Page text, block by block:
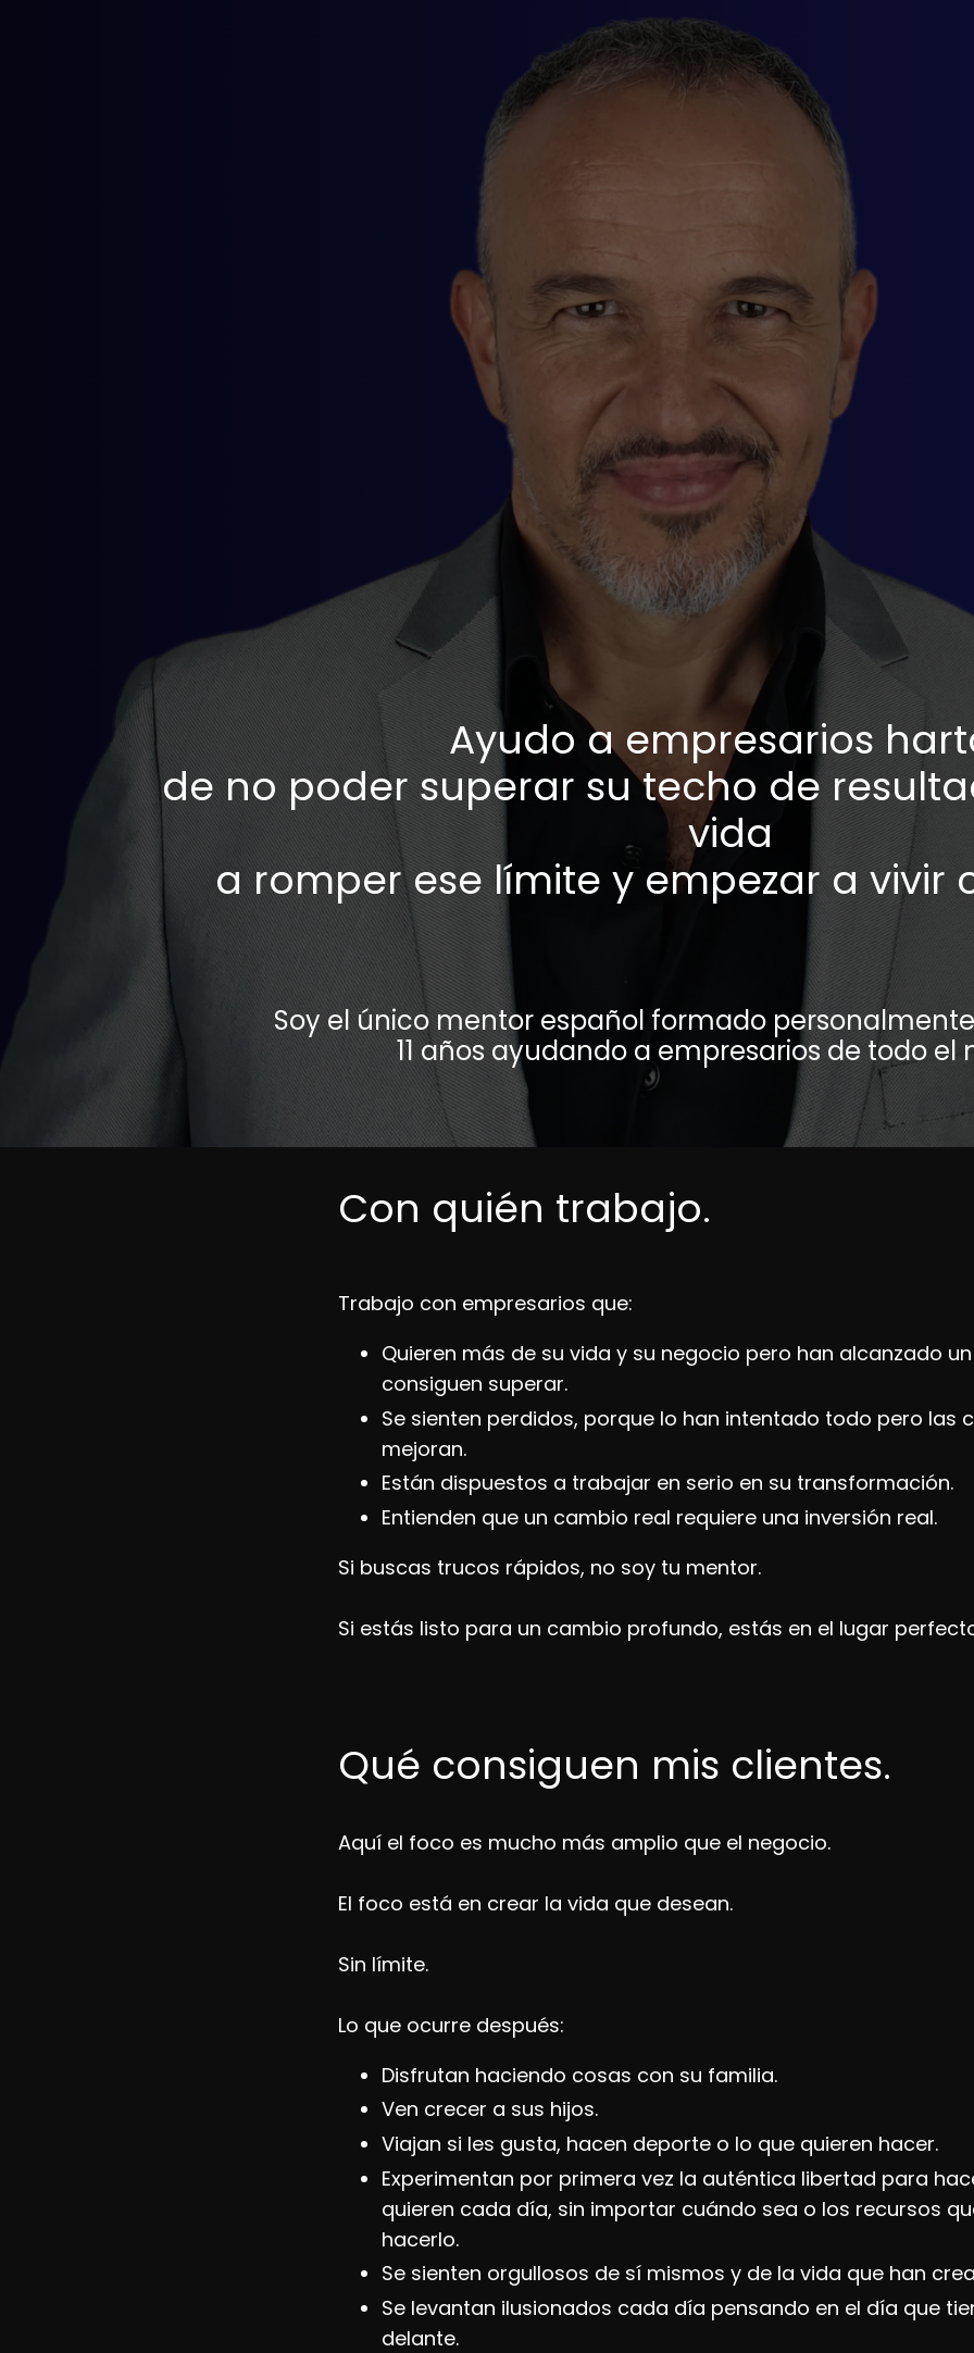
Ayudo a empresarios
de no poder superar su techo de
vida
a romper ese límite y empezar a vivir
Soy el único mentor español formado
11 años ayudando a empresarios de todo el
Con quién trabajo.
Trabajo con empresarios que:
Quieren más de su vida y su negocio pero han alcanzado
consiguen superar.
Se sienten perdidos, porque lo han intentado todo pero las
mejoran.
Están dispuestos a trabajar en serio en su transformación.
Entienden que un cambio real requiere una inversión real.
Si buscas trucos rápidos, no soy tu mentor.
Si estás listo para un cambio profundo, estás en el lugar
Qué consiguen mis clientes.
Aquí el foco es mucho más amplio que el negocio.
El foco está en crear la vida que desean.
Sin límite.
Lo que ocurre después:
Disfrutan haciendo cosas con su familia.
Ven crecer a sus hijos.
Viajan si les gusta, hacen deporte o lo que quieren hacer.
Experimentan por primera vez la auténtica libertad para
quieren cada día, sin importar cuándo sea o los recursos
hacerlo.
Se sienten orgullosos de sí mismos y de la vida que han
Se levantan ilusionados cada día pensando en el día que
delante.